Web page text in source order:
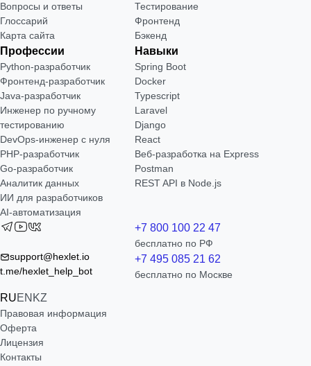
Вопросы и ответы
Глоссарий
Карта сайта
Тестирование
Фронтенд
Бэкенд
Профессии
Python-разработчик
Фронтенд-разработчик
Java-разработчик
Инженер по ручному
тестированию
DevOps-инженер с нуля
РНР-разработчик
Go-разработчик
Аналитик данных
ИИ для разработчиков
AI-автоматизация
Навыки
Spring Boot
Docker
Typescript
Laravel
Django
React
Веб-разработка на Express
Postman
REST API в Node.js
support@hexlet.io
t.me/hexlet_help_bot
RUEN KZ
+7 800 100 22 47
бесплатно по РФ
+7 495 085 21 62
бесплатно по Москве
Правовая информация
Оферта
Лицензия
Контакты